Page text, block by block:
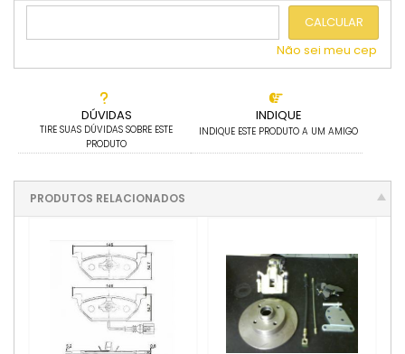
DÚVIDAS
TIRE SUAS DÚVIDAS SOBRE ESTE
PRODUTO
INDIQUE
INDIQUE ESTE PRODUTO A UM AMIGO
.
CALCULAR
Não sei meu cep
PRODUTOS RELACIONADOS